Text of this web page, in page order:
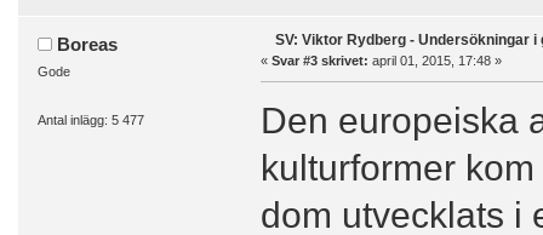
Boreas
Gode
Antal inlägg: 5 477
SV: Viktor Rydberg - Undersökningar
« Svar #3 skrivet: april 01, 2015, 17:48 »
Den europeiska
kulturformer
dom utvecklats i